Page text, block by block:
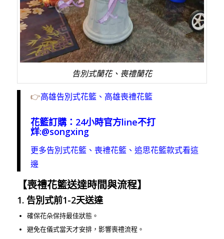
告別式蘭花、喪禮蘭花
👉高雄告別式花籃、高雄喪禮花籃
花籃訂購：24小時官方line不打
烊:@songxing
更多告別式花籃、喪禮花籃、追思花籃款式看這
邊
【喪禮花籃送達時間與流程】
1. 告別式前1-2天送達
確保花朵保持最佳狀態。
避免在儀式當天才安排，影響喪禮流程。